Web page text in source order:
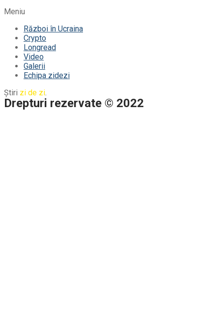
Meniu
Război în Ucraina
Crypto
Longread
Video
Galerii
Echipa zidezi
Știri zi de zi.
Drepturi rezervate © 2022